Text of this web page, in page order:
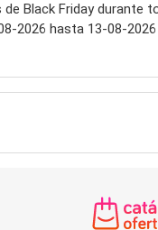
Black Friday durante
2026 hasta 13-08-